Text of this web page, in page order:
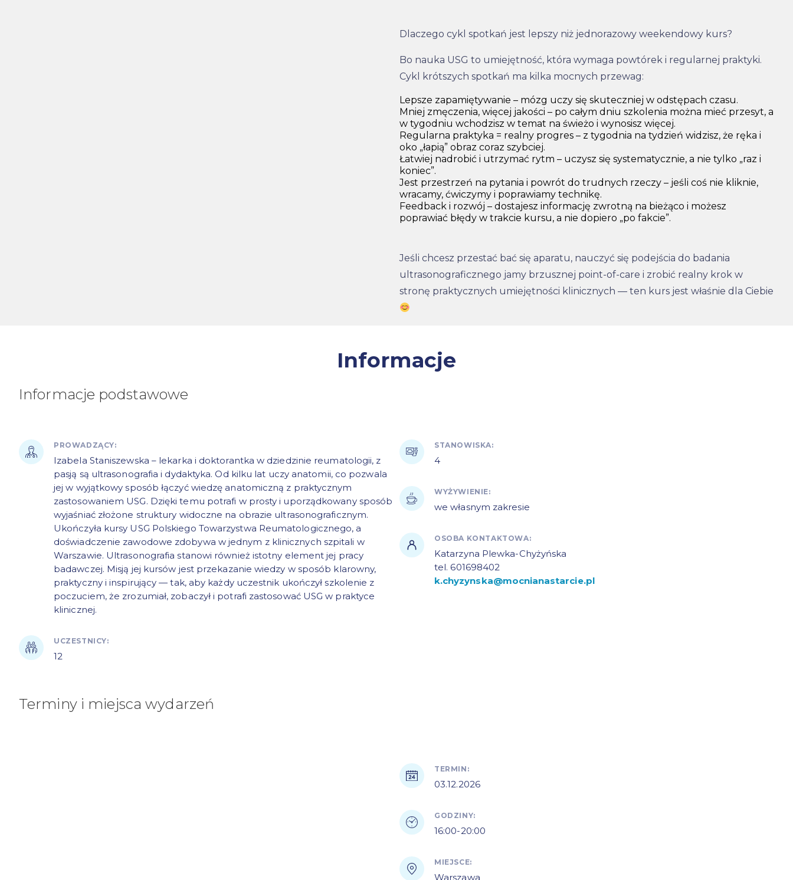
Dlaczego cykl spotkań jest lepszy niż jednorazowy weekendowy kurs?
Bo nauka USG to umiejętność, która wymaga powtórek i regularnej praktyki.
Cykl krótszych spotkań ma kilka mocnych przewag:
Lepsze zapamiętywanie – mózg uczy się skuteczniej w odstępach czasu.
Mniej zmęczenia, więcej jakości – po całym dniu szkolenia można mieć przesyt, a
w tygodniu wchodzisz w temat na świeżo i wynosisz więcej.
Regularna praktyka = realny progres – z tygodnia na tydzień widzisz, że ręka i
oko „łapią” obraz coraz szybciej.
Łatwiej nadrobić i utrzymać rytm – uczysz się systematycznie, a nie tylko „raz i
koniec”.
Jest przestrzeń na pytania i powrót do trudnych rzeczy – jeśli coś nie kliknie,
wracamy, ćwiczymy i poprawiamy technikę.
Feedback i rozwój – dostajesz informację zwrotną na bieżąco i możesz
poprawiać błędy w trakcie kursu, a nie dopiero „po fakcie”.
Jeśli chcesz przestać bać się aparatu, nauczyć się podejścia do badania
ultrasonograficznego jamy brzusznej point-of-care i zrobić realny krok w
stronę praktycznych umiejętności klinicznych — ten kurs jest właśnie dla Ciebie
Informacje
Informacje podstawowe
PROWADZĄCY:
Izabela Staniszewska – lekarka i doktorantka w dziedzinie reumatologii, z
pasją są ultrasonografia i dydaktyka. Od kilku lat uczy anatomii, co pozwala
jej w wyjątkowy sposób łączyć wiedzę anatomiczną z praktycznym
zastosowaniem USG. Dzięki temu potrafi w prosty i uporządkowany sposób
wyjaśniać złożone struktury widoczne na obrazie ultrasonograficznym.
Ukończyła kursy USG Polskiego Towarzystwa Reumatologicznego, a
doświadczenie zawodowe zdobywa w jednym z klinicznych szpitali w
Warszawie. Ultrasonografia stanowi również istotny element jej pracy
badawczej. Misją jej kursów jest przekazanie wiedzy w sposób klarowny,
praktyczny i inspirujący — tak, aby każdy uczestnik ukończył szkolenie z
poczuciem, że zrozumiał, zobaczył i potrafi zastosować USG w praktyce
klinicznej.
UCZESTNICY:
12
STANOWISKA:
4
WYŻYWIENIE:
we własnym zakresie
OSOBA KONTAKTOWA:
Katarzyna Plewka-Chyżyńska
tel. 601698402
k.chyzynska@mocnianastarcie.pl
Terminy i miejsca wydarzeń
TERMIN:
03.12.2026
GODZINY:
16:00-20:00
MIEJSCE:
Warszawa